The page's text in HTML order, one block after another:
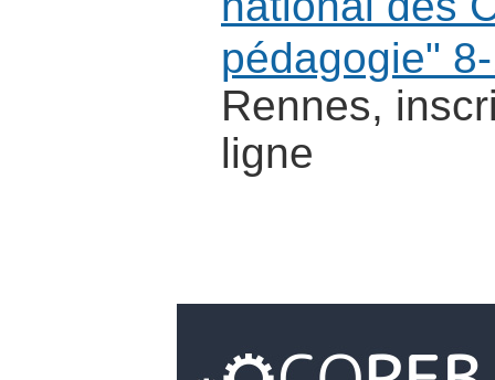
pédagogie"
Rennes,
ligne